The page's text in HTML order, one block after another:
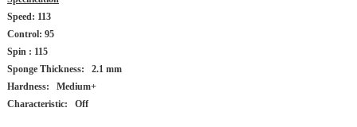
Speed: 113
Control: 95
Spin : 115
Sponge Thickness: 2.1 mm
Hardness: Medium+
Characteristic: Off